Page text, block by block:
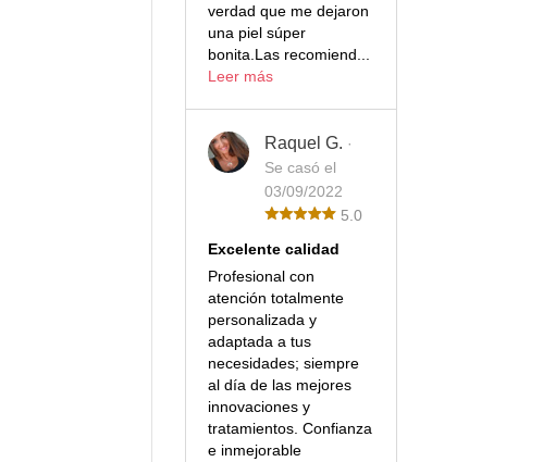
verdad que me dejaron
una piel súper
bonita.Las recomiend...
Leer más
Raquel G. ·
Se casó el
03/09/2022
5.0
Excelente calidad
Profesional con
atención totalmente
personalizada y
adaptada a tus
necesidades; siempre
al día de las mejores
innovaciones y
tratamientos. Confianza
e inmejorable